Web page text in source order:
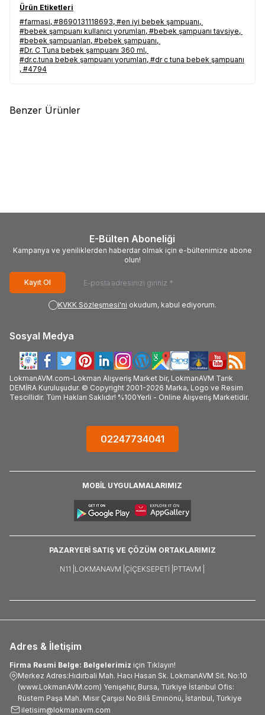
C. Tuna Bebek Şampuanı Baby Shampoo fiyatı, Farmasi Dr. C. Tuna Bebek Şampuanı Baby Shampoo fiyatları,
açıklamaları, Farmasi Dr. C. Tuna Bebek Şampuanı Baby Shampoo ürünü faydaları, Farmasi Dr. C. Tuna Bebek Şampuanı
Farmasi Dr. C. Tuna Bebek Şampuanı Baby Shampoo ürünü hakkında, Farmasi Dr. C. Tuna Bebek Şampuanı Baby
Şampuanı Baby Shampoo ürünü satan, Farmasi Dr. C. Tuna Bebek Şampuanı Baby Shampoo ürünü satış yerleri,
kullanılır, Farmasi Dr. C. Tuna Bebek Şampuanı Baby Shampoo ürünü nerde, Farmasi Dr. C. Tuna Bebek Şampuanı Baby
Ürün Etiketleri
#farmasi, #8690131118693, #en iyi bebek şampuanı,
#bebek şampuanı kullanıcı yorumları, #bebek şampuanı tavsiye,
#bebek şampuanları, #bebek şampuanı,
#Dr. C Tuna bebek şampuanı 360 ml,
#dr.c.tuna bebek şampuanı yorumları, #dr c tuna bebek şampuanı
, #4794
Benzer Ürünler
E-Bülten Aboneliği
Kampanya ve yeniliklerden haberdar olmak için e-bültenimize abone
olun!
Kayıt Ol
KVKK Sözleşmesi'ni okudum, kabul ediyorum.
Sosyal Medya
LokmanAVM.com-Lokman Alışveriş Market bir, LokmanAVM Tarık
DEMİRA Kuruluşudur. © Copyright 2001-2026 Marka, Logo ve Resim
Tescillidir. Tüm Hakları Saklıdır! %100Yerli - Online Alışveriş Marketidir.
02247734041
MOBİL UYGULAMALARIMIZ
PAZARYERİ SATIŞ VE ÇÖZÜM ORTAKLARIMIZ
N11 | LOKMANAVM | ÇIÇEKSEPETI | PTTAVM |
Adres & İletişim
Firma Resmi Belge: Belgelerimiz için Tıklayın!
Merkez Adres:Hıdırbali Mah. Hacı Hasan Sk. LokmanAVM Sit. No:10
(www.LokmanAVM.com) Yenişehir, Bursa, Türkiye İstanbul Ofis:
Rüstem Paşa Mah. Mısır Çarşısı No:Bilâ Eminönü, İstanbul, Türkiye
iletisim@lokmanavm.com